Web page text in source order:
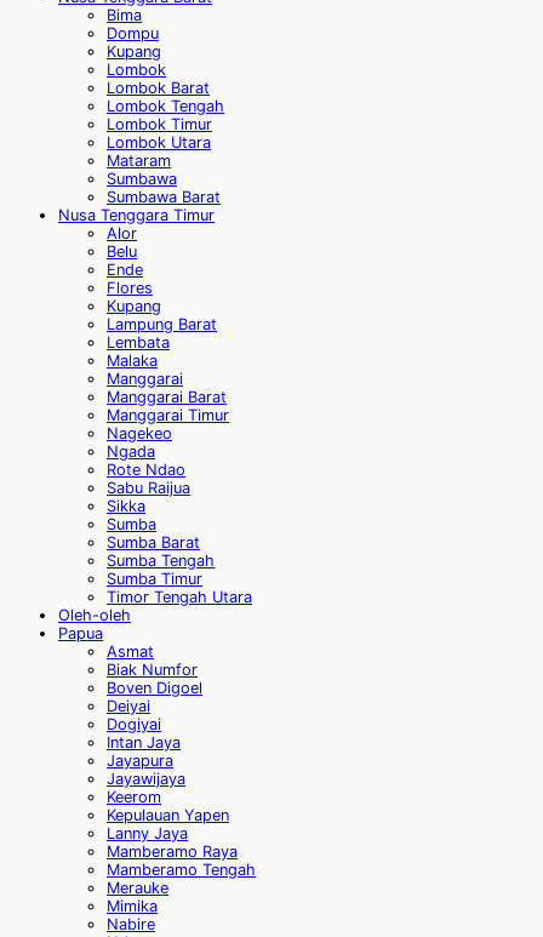
Bima
Dompu
Kupang
Lombok
Lombok Barat
Lombok Tengah
Lombok Timur
Lombok Utara
Mataram
Sumbawa
Sumbawa Barat
Nusa Tenggara Timur
Alor
Belu
Ende
Flores
Kupang
Lampung Barat
Lembata
Malaka
Manggarai
Manggarai Barat
Manggarai Timur
Nagekeo
Ngada
Rote Ndao
Sabu Raijua
Sikka
Sumba
Sumba Barat
Sumba Tengah
Sumba Timur
Timor Tengah Utara
Oleh-oleh
Papua
Asmat
Biak Numfor
Boven Digoel
Deiyai
Dogiyai
Intan Jaya
Jayapura
Jayawijaya
Keerom
Kepulauan Yapen
Lanny Jaya
Mamberamo Raya
Mamberamo Tengah
Merauke
Mimika
Nabire